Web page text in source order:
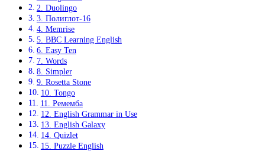
2. Duolingo
3. Полиглот‑16
4. Memrise
5. BBC Learning English
6. Easy Ten
7. Words
8. Simpler
9. Rosetta Stone
10. Tongo
11. Ремемба
12. English Grammar in Use
13. English Galaxy
14. Quizlet
15. Puzzle English